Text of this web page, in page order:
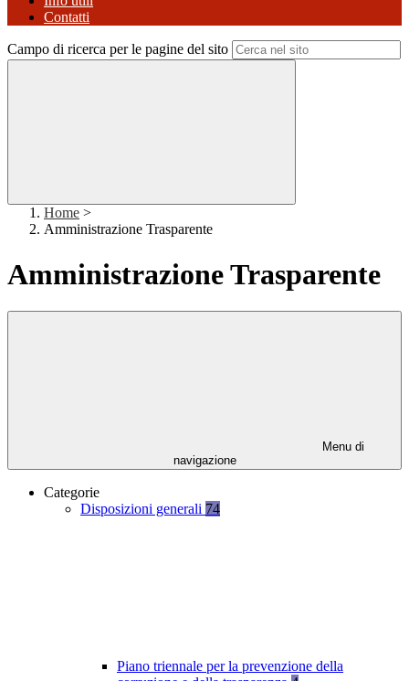
Contatti
Campo di ricerca per le pagine del sito
Home >
Amministrazione Trasparente
Amministrazione Trasparente
Menu di
navigazione
Categorie
Disposizioni generali 74
Piano triennale per la prevenzione della